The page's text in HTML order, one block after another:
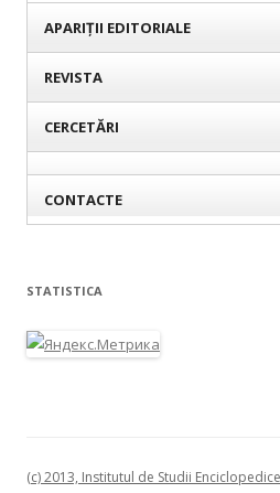
APARIȚII EDITORIALE
REVISTA
CERCETĂRI
CONTACTE
STATISTICA
(c) 2013, Institutul de Studii Enciclopedice